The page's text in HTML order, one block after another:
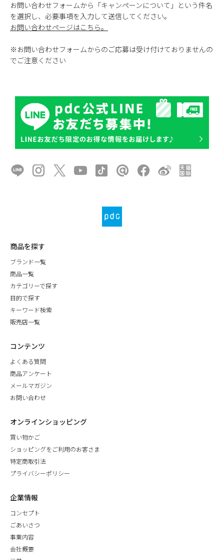
お問い合わせフォームから「キャンペーンについて」という件名
を選択し、必要事項を入力して送信してください。
お問い合わせページはこちら。
※お問い合わせフォームからのご応募は受け付けておりませんの
でご注意ください
商品を探す
ブランド一覧
商品一覧
カテゴリーで探す
目的で探す
キーワード検索
販売店一覧
コンテンツ
よくある質問
商品アンケート
メールマガジン
お問い合わせ
オンラインショッピング
買い物かご
ショッピングをご利用のお客さま
特定商取引法
プライバシーポリシー
企業情報
コンセプト
ごあいさつ
事業内容
会社概要